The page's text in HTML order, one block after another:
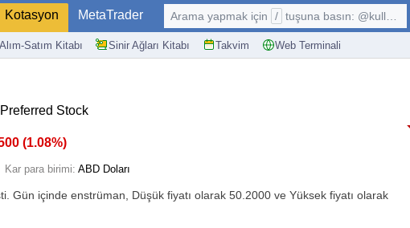
Kotasyon MetaTrader
Satım Kitabı Sinir Ağları Kitabı Takvim Web Terminali
Arama yapmak için / tuşuna basın: @kullanıcı, $sembol, ...
Stock
(1.08%)
Kar para birimi: ABD Doları
Gün içinde enstrüman, Düşük fiyatı olarak 50.2000 ve Yüksek fiyatı olarak